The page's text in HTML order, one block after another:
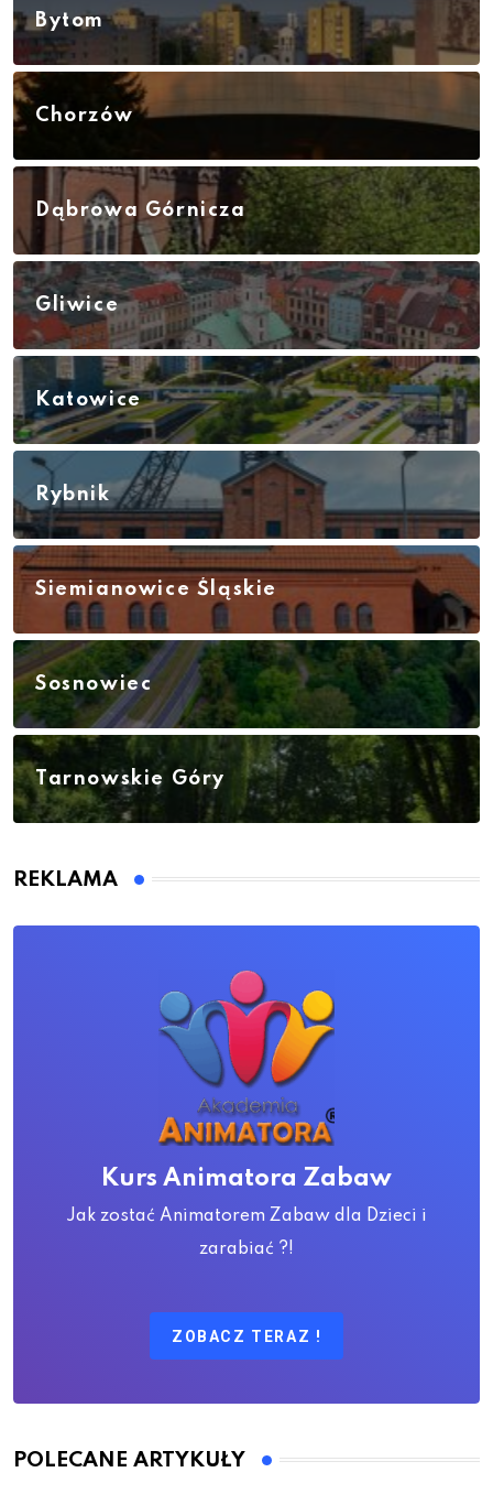
Bytom
Chorzów
Dąbrowa Górnicza
Gliwice
Katowice
Rybnik
Siemianowice Śląskie
Sosnowiec
Tarnowskie Góry
REKLAMA
Kurs Animatora Zabaw
Jak zostać Animatorem Zabaw dla Dzieci i
zarabiać ?!
ZOBACZ TERAZ !
POLECANE ARTYKUŁY